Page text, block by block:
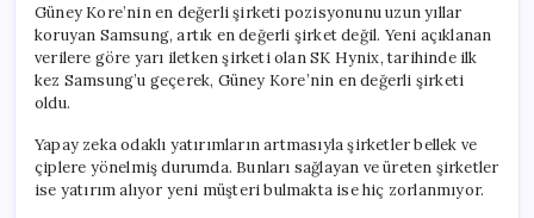
şirketi
değil
için
Güney Kore’nin en değerli şirketi pozisyonunu uzun yıllar
koruyan Samsung, artık en değerli şirket değil. Yeni açıklanan
verilere göre yarı iletken şirketi olan SK Hynix, tarihinde ilk
kez Samsung’u geçerek, Güney Kore’nin en değerli şirketi
oldu.
Yapay zeka odaklı yatırımların artmasıyla şirketler bellek ve
çiplere yönelmiş durumda. Bunları sağlayan ve üreten şirketler
ise yatırım alıyor yeni müşteri bulmakta ise hiç zorlanmıyor.